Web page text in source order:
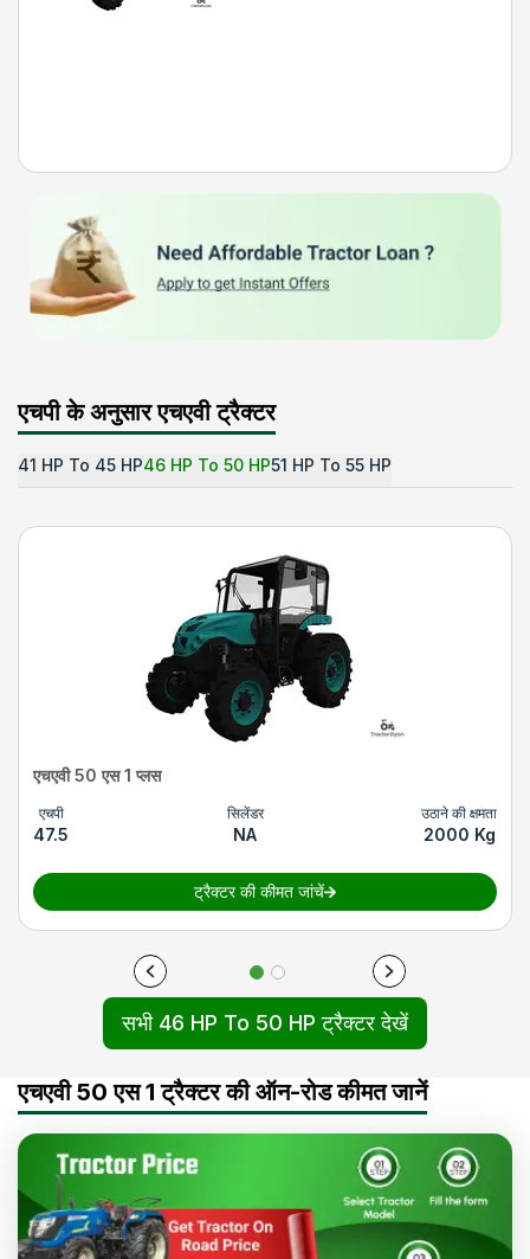
एचपी के अनुसार एचएवी ट्रैक्टर
41 HP To 45 HP46 HP To 50 HP51 HP To 55 HP
एचएवी 50 एस 1 प्लस
एचपी
47.5
सिलेंडर
NA
उठाने की क्षमता
2000 Kg
ट्रैक्टर की कीमत जांचें
सभी 46 HP To 50 HP ट्रैक्टर देखें
एचएवी 50 एस 1 ट्रैक्टर की ऑन-रोड कीमत जानें